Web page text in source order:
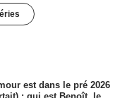
est dans le pré 2026